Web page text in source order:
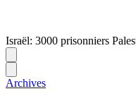
Israël: 3000 prisonniers
Archives